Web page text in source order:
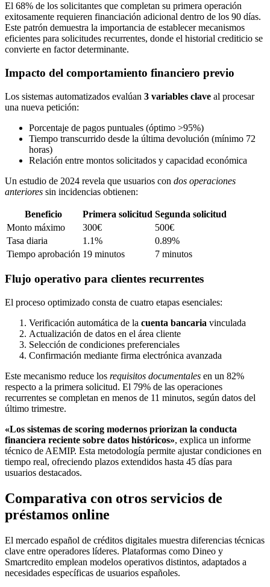
El 68% de los solicitantes que completan su primera operación
exitosamente requieren financiación adicional dentro de los 90 días.
Este patrón demuestra la importancia de establecer mecanismos
eficientes para solicitudes recurrentes, donde el historial crediticio se
convierte en factor determinante.
Impacto del comportamiento financiero previo
Los sistemas automatizados evalúan 3 variables clave al procesar
una nueva petición:
Porcentaje de pagos puntuales (óptimo >95%)
Tiempo transcurrido desde la última devolución (mínimo 72
horas)
Relación entre montos solicitados y capacidad económica
Un estudio de 2024 revela que usuarios con dos operaciones
anteriores sin incidencias obtienen:
Beneficio Primera solicitud Segunda solicitud
Monto máximo
300€
500€
Tasa diaria
1.1%
0.89%
Tiempo aprobación 19 minutos 7 minutos
Flujo operativo para clientes recurrentes
El proceso optimizado consta de cuatro etapas esenciales:
Verificación automática de la cuenta bancaria vinculada
Actualización de datos en el área cliente
Selección de condiciones preferenciales
Confirmación mediante firma electrónica avanzada
Este mecanismo reduce los requisitos documentales en un 82%
respecto a la primera solicitud. El 79% de las operaciones
recurrentes se completan en menos de 11 minutos, según datos del
último trimestre.
«Los sistemas de scoring modernos priorizan la conducta
financiera reciente sobre datos históricos», explica un informe
técnico de AEMIP. Esta metodología permite ajustar condiciones en
tiempo real, ofreciendo plazos extendidos hasta 45 días para
usuarios destacados.
Comparativa con otros servicios de
préstamos online
El mercado español de créditos digitales muestra diferencias técnicas
clave entre operadores líderes. Plataformas como Dineo y
Smartcredito emplean modelos operativos distintos, adaptados a
necesidades específicas de usuarios españoles.